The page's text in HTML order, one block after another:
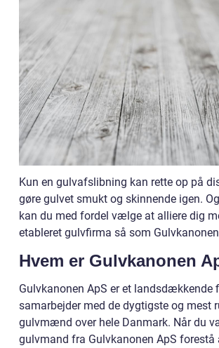
Kun en gulvafslibning kan rette op på
gøre gulvet smukt og skinnende igen.
kan du med fordel vælge at alliere dig
etableret gulvfirma så som
Hvem er Gulvkanonen
Gulvkanonen ApS er et landsdækkende
samarbejder med de dygtigste og mest
gulvmænd over hele Danmark. Når du
gulvmand fra Gulvkanonen ApS